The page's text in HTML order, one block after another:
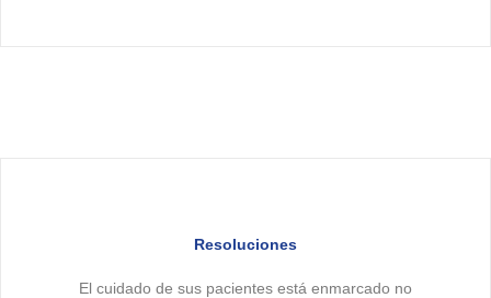
Resoluciones
El cuidado de sus pacientes está enmarcado no